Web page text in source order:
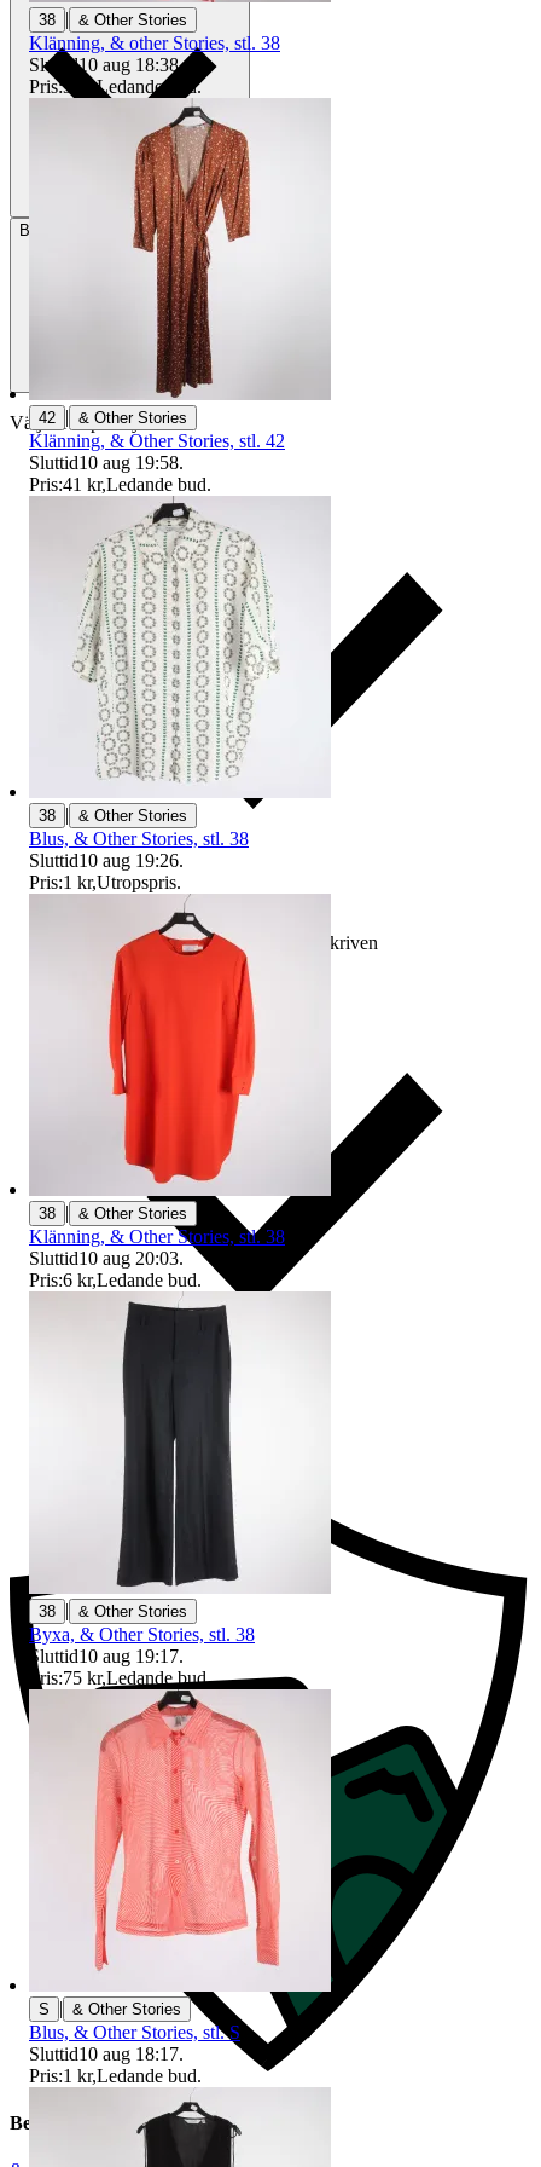
Betalning Via Tradera
Välj till köparskydd
Ersättning om varan inte är som beskriven
Ersättning om du inte får din vara
Beskrivning
38 | & Other Stories
Klänning, & other Stories, stl. 38
Sluttid10 aug 18:38.
Pris:3 kr ,Ledande bud.
42 | & Other Stories
Klänning, & Other Stories, stl. 42
Sluttid10 aug 19:58.
Pris:41 kr,Ledande bud.
38 | & Other Stories
Blus, & Other Stories, stl. 38
Sluttid10 aug 19:26.
Pris:1 kr,Utropspris.
38 | & Other Stories
Klänning, & Other Stories, stl. 38
Sluttid10 aug 20:03.
Pris:6 kr,Ledande bud.
38 | & Other Stories
Byxa, & Other Stories, stl. 38
Sluttid10 aug 19:17.
Pris:75 kr,Ledande bud.
S | & Other Stories
Blus, & Other Stories, stl. S
Sluttid10 aug 18:17.
Pris:1 kr,Ledande bud.